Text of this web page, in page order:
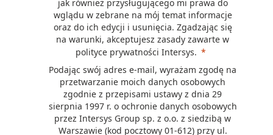
jak również przysługującego mi prawa do
wglądu w zebrane na mój temat informacje
oraz do ich edycji i usunięcia. Zgadzając się
na warunki, akceptujesz zasady zawarte w
polityce prywatności Intersys.
Podając swój adres e-mail, wyrażam zgodę na
przetwarzanie moich danych osobowych
zgodnie z przepisami ustawy z dnia 29
sierpnia 1997 r. o ochronie danych osobowych
przez Intersys Group sp. z o.o. z siedzibą w
Warszawie (kod pocztowy 01-612) przy ul.